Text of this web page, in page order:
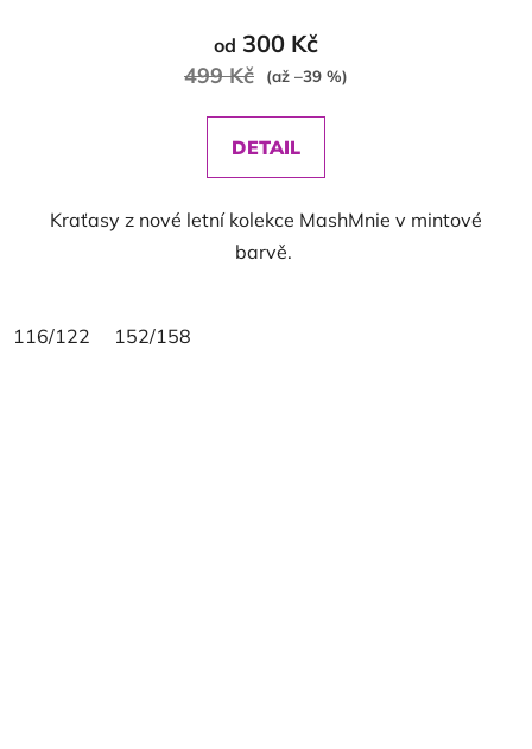
od 300 Kč
499 Kč (až –39 %)
DETAIL
Kraťasy z nové letní kolekce MashMnie v mintové
barvě.
116/122 152/158